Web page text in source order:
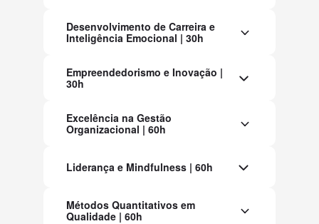
Desenvolvimento de Carreira e
Inteligência Emocional | 30h
Empreendedorismo e Inovação |
30h
Excelência na Gestão
Organizacional | 60h
Liderança e Mindfulness | 60h
Métodos Quantitativos em
Qualidade | 60h